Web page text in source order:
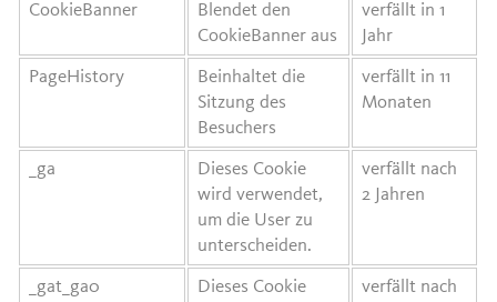
CookieBanner
Blendet den
CookieBanner aus
verfällt in 1
Jahr
PageHistory
Beinhaltet die
Sitzung des
Besuchers
verfällt in 11
Monaten
_ga
Dieses Cookie
wird verwendet,
um die User zu
unterscheiden.
verfällt nach
2 Jahren
_gat_ga0
Dieses Cookie
verfällt nach